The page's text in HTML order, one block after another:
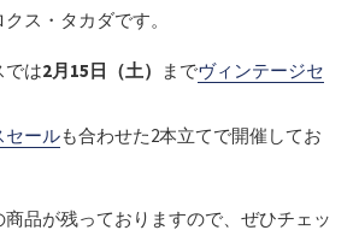
ス・タカダです。
では2月15日（土） までヴィンテージセ
セールも合わせた2本立てで開催してお
商品が残っておりますので、ぜひチェッ